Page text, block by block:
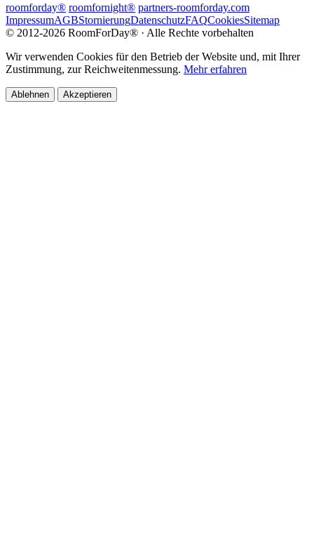
roomforday® roomfornight® partners-roomforday.com
ImpressumAGBStornierungDatenschutzFAQCookiesSitemap
© 2012-2026 RoomForDay® · Alle Rechte vorbehalten
Wir verwenden Cookies für den Betrieb der Website und, mit Ihrer
Zustimmung, zur Reichweitenmessung. Mehr erfahren
Ablehnen Akzeptieren